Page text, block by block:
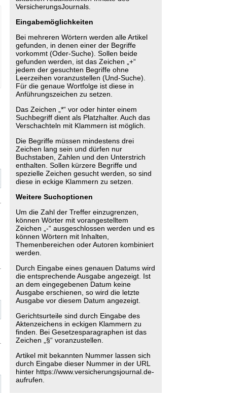
VersicherungsJournals.
Eingabemöglichkeiten
Bei mehreren Wörtern werden alle Artikel
gefunden, in denen einer der Begriffe
vorkommt (Oder-Suche). Sollen beide
gefunden werden, ist das Zeichen „+“
jedem der gesuchten Begriffe ohne
Leerzeihen voranzustellen (Und-Suche).
Für die genaue Wortfolge ist diese in
Anführungszeichen zu setzen.
Das Zeichen „*“ vor oder hinter einem
Suchbegriff dient als Platzhalter. Auch das
Verschachteln mit Klammern ist möglich.
Die Begriffe müssen mindestens drei
Zeichen lang sein und dürfen nur
Buchstaben, Zahlen und den Unterstrich
enthalten. Sollen kürzere Begriffe und
spezielle Zeichen gesucht werden, so sind
diese in eckige Klammern zu setzen.
Weitere Suchoptionen
Um die Zahl der Treffer einzugrenzen,
können Wörter mit vorangestelltem
Zeichen „-“ ausgeschlossen werden und es
können Wörtern mit Inhalten,
Themenbereichen oder Autoren kombiniert
werden.
Durch Eingabe eines genauen Datums wird
die entsprechende Ausgabe angezeigt. Ist
an dem eingegebenen Datum keine
Ausgabe erschienen, so wird die letzte
Ausgabe vor diesem Datum angezeigt.
Gerichtsurteile sind durch Eingabe des
Aktenzeichens in eckigen Klammern zu
finden. Bei Gesetzesparagraphen ist das
Zeichen „§“ voranzustellen.
Artikel mit bekannten Nummer lassen sich
durch Eingabe dieser Nummer in der URL
hinter https://www.versicherungsjournal.de-
aufrufen.